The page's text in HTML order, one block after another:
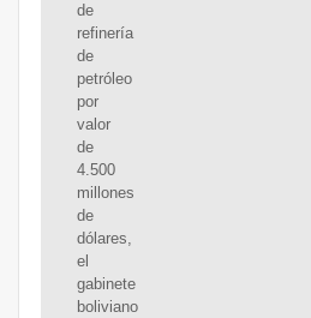
de
refinería
de
petróleo
por
valor
de
4.500
millones
de
dólares,
el
gabinete
boliviano